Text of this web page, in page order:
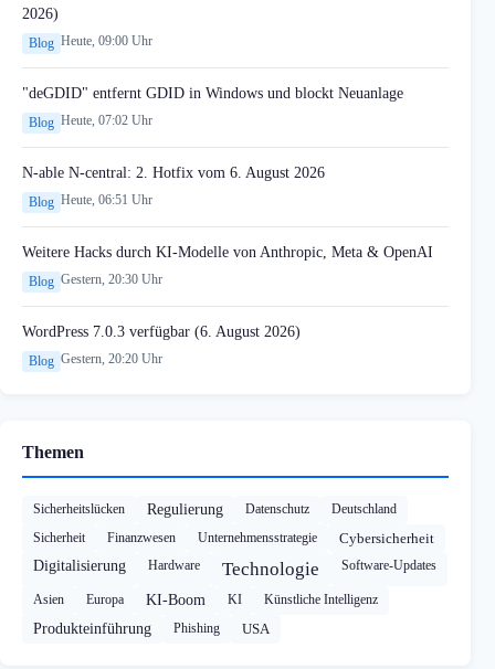
2026)
Blog Heute, 09:00 Uhr
"deGDID" entfernt GDID in Windows und blockt Neuanlage
Blog Heute, 07:02 Uhr
N-able N-central: 2. Hotfix vom 6. August 2026
Blog Heute, 06:51 Uhr
Weitere Hacks durch KI-Modelle von Anthropic, Meta & OpenAI
Blog Gestern, 20:30 Uhr
WordPress 7.0.3 verfügbar (6. August 2026)
Blog Gestern, 20:20 Uhr
Themen
Sicherheitslücken Regulierung Datenschutz
Deutschland
Sicherheit
Finanzwesen Unternehmensstrategie
Cybersicherheit
Digitalisierung
Hardware Technologie Software-Updates
Asien Europa KI-Boom KI Künstliche Intelligenz
Produkteinführung Phishing USA